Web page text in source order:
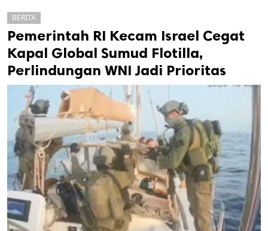
cipta.
BERITA
Pemerintah RI Kecam Israel Cegat
Kapal Global Sumud Flotilla,
Perlindungan WNI Jadi Prioritas